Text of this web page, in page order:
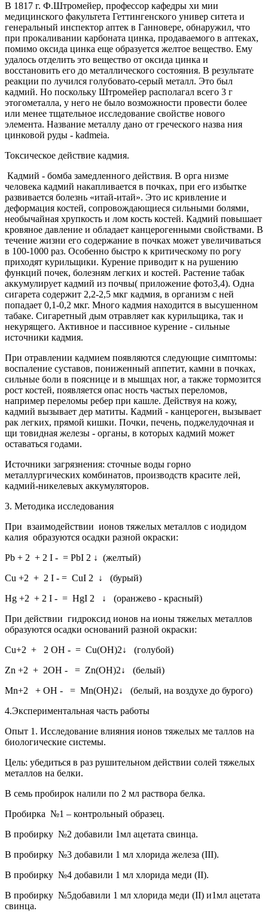
В 1817 г. Ф.Штромейер, профессор кафедры хи мии
медицинского факультета Геттингенского универ ситета и
генеральный инспектор аптек в Ганновере, обнаружил, что
при прокаливании карбоната цинка, продаваемого в аптеках,
помимо оксида цинка еще образуется желтое вещество. Ему
удалось отделить это вещество от оксида цинка и
восстановить его до металлического состояния. В результате
реакции по лучился голубовато-серый металл. Это был
кадмий. Но поскольку Штромейер располагал всего 3 г
этогометалла, у него не было возможности провести более
или менее тщательное исследование свойстве нового
элемента. Название металлу дано от греческого назва ния
цинковой руды - kadmeia.
Токсическое действие кадмия.
Кадмий - бомба замедленного действия. В орга низме
человека кадмий накапливается в почках, при его избытке
развивается болезнь «итай-итай». Это ис кривление и
деформация костей, сопровождающиеся сильными болями,
необычайная хрупкость и лом кость костей. Кадмий повышает
кровяное давление и обладает канцерогенными свойствами. В
течение жизни его содержание в почках может увеличиваться
в 100-1000 раз. Особенно быстро к критическому по рогу
приходят курильщики. Курение приводит к на рушению
функций почек, болезням легких и костей. Растение табак
аккумулирует кадмий из почвы( приложение фото3,4). Одна
сигарета содержит 2,2-2,5 мкг кадмия, в организм с ней
попадает 0,1-0,2 мкг. Много кадмия находится в высушенном
табаке. Сигаретный дым отравляет как курильщика, так и
некурящего. Активное и пассивное курение - сильные
источники кадмия.
При отравлении кадмием появляются следующие симптомы:
воспаление суставов, пониженный аппетит, камни в почках,
сильные боли в пояснице и в мышцах ног, а также тормозится
рост костей, появляется опас ность частых переломов,
например переломы ребер при кашле. Действуя на кожу,
кадмий вызывает дер матиты. Кадмий - канцероген, вызывает
рак легких, прямой кишки. Почки, печень, поджелудочная и
щи товидная железы - органы, в которых кадмий может
оставаться годами.
Источники загрязнения: сточные воды горно
металлургических комбинатов, производств красите лей,
кадмий-никелевых аккумуляторов.
3. Методика исследования
При взаимодействии ионов тяжелых металлов с иодидом
калия образуются осадки разной окраски:
Pb + 2 + 2 I - = PbI 2 ↓ (желтый)
Cu +2 + 2 I - = CuI 2 ↓ (бурый)
Hg +2 + 2 I - = HgI 2 ↓ (оранжево - красный)
При действии гидроксид ионов на ионы тяжелых металлов
образуются осадки оснований разной окраски:
Cu+2 + 2 OH - = Cu(OH)2↓ (голубой)
Zn +2 + 2OH - = Zn(OH)2↓ (белый)
Mn+2 + OH - = Mn(OH)2↓ (белый, на воздухе до бурого)
4.Экспериментальная часть работы
Опыт 1 . Исследование влияния ионов тяжелых ме таллов на
биологические системы.
Цель: убедиться в раз рушительном действии солей тяжелых
металлов на белки.
В семь пробирок налили по 2 мл раствора белка.
Пробирка №1 – контрольный образец.
В пробирку №2 добавили 1мл ацетата свинца.
В пробирку №3 добавили 1 мл хлорида железа (III).
В пробирку №4 добавили 1 мл хлорида меди (II).
В пробирку №5добавили 1 мл хлорида меди (II) и1мл ацетата
свинца.